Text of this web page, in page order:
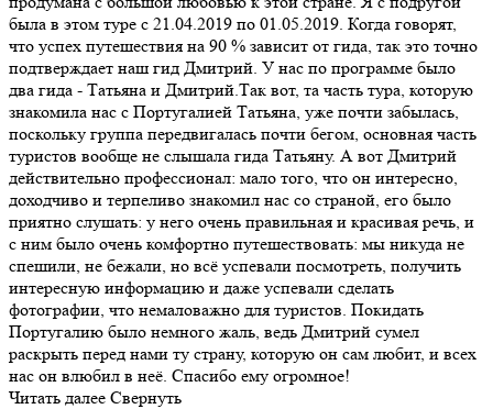
была в этом туре с 21.04.2019 по 01.05.2019. Когда говорят,
что успех путешествия на 90 % зависит от гида, так это точно
подтверждает наш гид Дмитрий. У нас по программе было
два гида - Татьяна и Дмитрий.Так вот, та часть тура, которую
знакомила нас с Португалией Татьяна, уже почти забылась,
поскольку группа передвигалась почти бегом, основная часть
туристов вообще не слышала гида Татьяну. А вот Дмитрий
действительно профессионал: мало того, что он интересно,
доходчиво и терпеливо знакомил нас со страной, его было
приятно слушать: у него очень правильная и красивая речь, и
с ним было очень комфортно путешествовать: мы никуда не
спешили, не бежали, но всё успевали посмотреть, получить
интересную информацию и даже успевали сделать
фотографии, что немаловажно для туристов. Покидать
Португалию было немного жаль, ведь Дмитрий сумел
раскрыть перед нами ту страну, которую он сам любит, и всех
нас он влюбил в неё. Спасибо ему огромное!
Читать далее Свернуть